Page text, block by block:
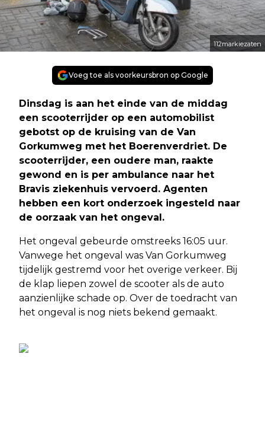
112markiezaten
Voeg toe als voorkeursbron op Google
Dinsdag is aan het einde van de middag
een scooterrijder op een automobilist
gebotst op de kruising van de Van
Gorkumweg met het Boerenverdriet. De
scooterrijder, een oudere man, raakte
gewond en is per ambulance naar het
Bravis ziekenhuis vervoerd. Agenten
hebben een kort onderzoek ingesteld naar
de oorzaak van het ongeval.
Het ongeval gebeurde omstreeks 16:05 uur.
Vanwege het ongeval was Van Gorkumweg
tijdelijk gestremd voor het overige verkeer. Bij
de klap liepen zowel de scooter als de auto
aanzienlijke schade op. Over de toedracht van
het ongeval is nog niets bekend gemaakt.